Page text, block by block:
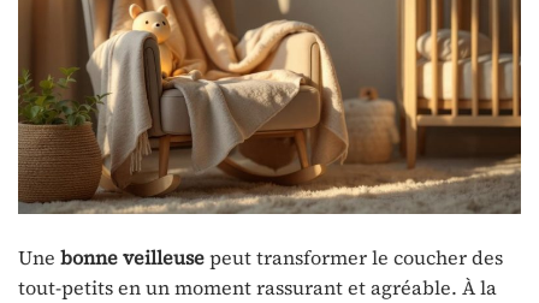
Une bonne veilleusepeut transformer le coucher des
tout-petits en un moment rassurant et agréable. À la